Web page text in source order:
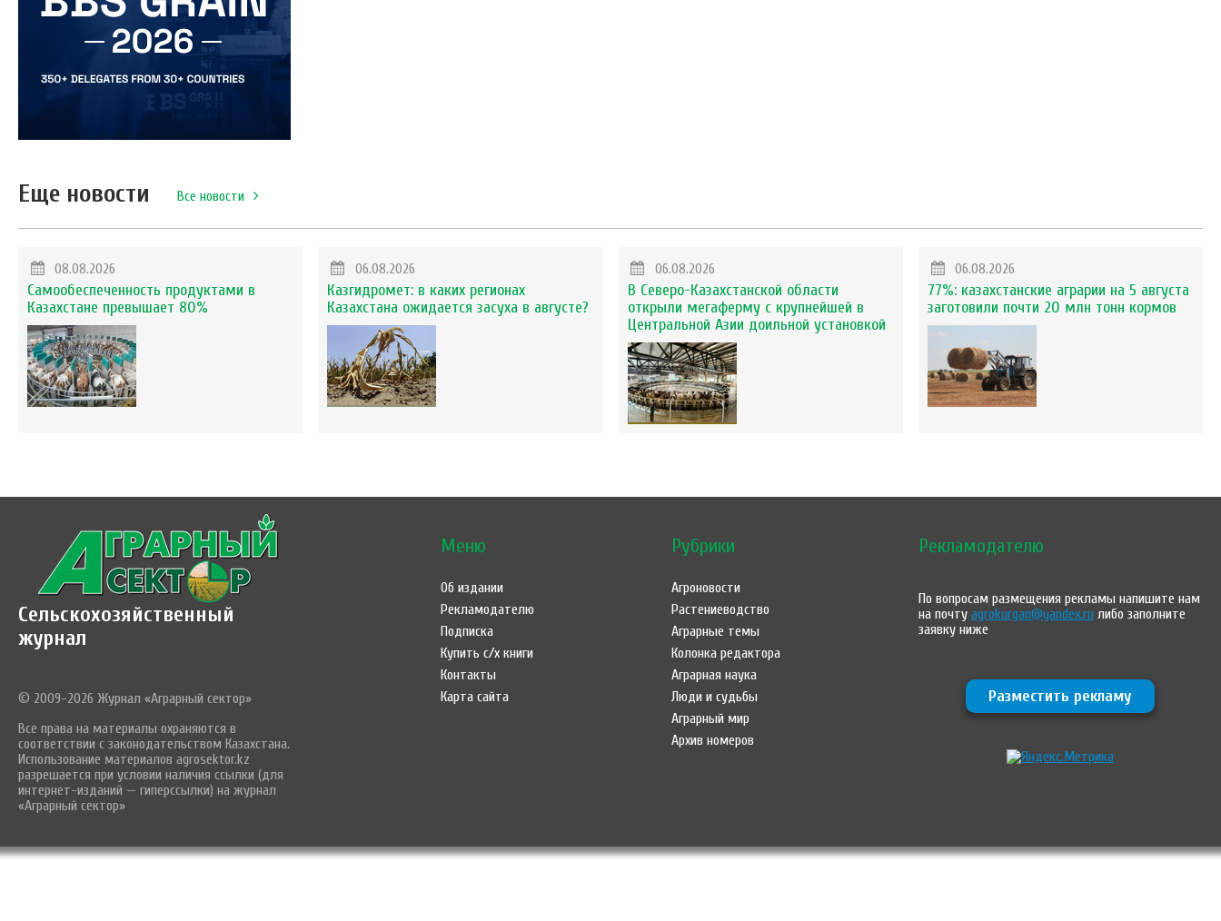
Еще новости Все новости
08.08.2026
Самообеспеченность продуктами в
Казахстане превышает 80%
06.08.2026
Казгидромет: в каких регионах
Казахстана ожидается засуха в августе?
06.08.2026
В Северо-Казахстанской области
открыли мегаферму с крупнейшей в
Центральной Азии доильной установкой
06.08.2026
77%: казахстанские аграрии на 5 августа
заготовили почти 20 млн тонн кормов
Сельскохозяйственный
журнал
© 2009-2026 Журнал «Аграрный сектор»
Все права на материалы охраняются в
соответствии с законодательством Казахстана.
Использование материалов agrosektor.kz
разрешается при условии наличия ссылки (для
интернет-изданий — гиперссылки) на журнал
«Аграрный сектор»
Меню
Об издании
Рекламодателю
Подписка
Купить с/х книги
Контакты
Карта сайта
Рубрики
Агроновости
Растениеводство
Аграрные темы
Колонка редактора
Аграрная наука
Люди и судьбы
Аграрный мир
Архив номеров
Рекламодателю
По вопросам размещения рекламы напишите нам
на почтуagrokurgan@yandex.ru либо заполните
заявку ниже
Разместить рекламу